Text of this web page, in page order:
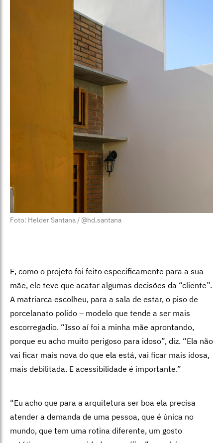
Foto: Helder Santana / @hd.santana
E, como o projeto foi feito especificamente para a sua
mãe, ele teve que acatar algumas decisões da “cliente”.
A matriarca escolheu, para a sala de estar, o piso de
porcelanato polido – modelo que tende a ser mais
escorregadio. “Isso aí foi a minha mãe aprontando,
porque eu acho muito perigoso para idoso”, diz. “Ela não
vai ficar mais nova do que ela está, vai ficar mais idosa,
mais debilitada. E acessibilidade é importante.”
“Eu acho que para a arquitetura ser boa ela precisa
atender a demanda de uma pessoa, que é única no
mundo, que tem uma rotina diferente, um gosto